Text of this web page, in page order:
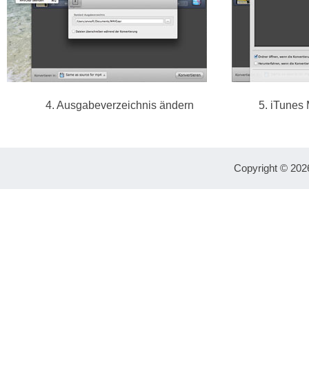
4. Ausgabeverzeichnis ändern 5. iTunes
Copyright ©